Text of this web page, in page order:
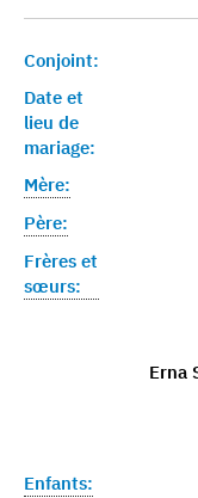
Conjoint:
Date et
lieu de
mariage:
Mère:
Père:
Frères et
sœurs:
Erna
Enfants: